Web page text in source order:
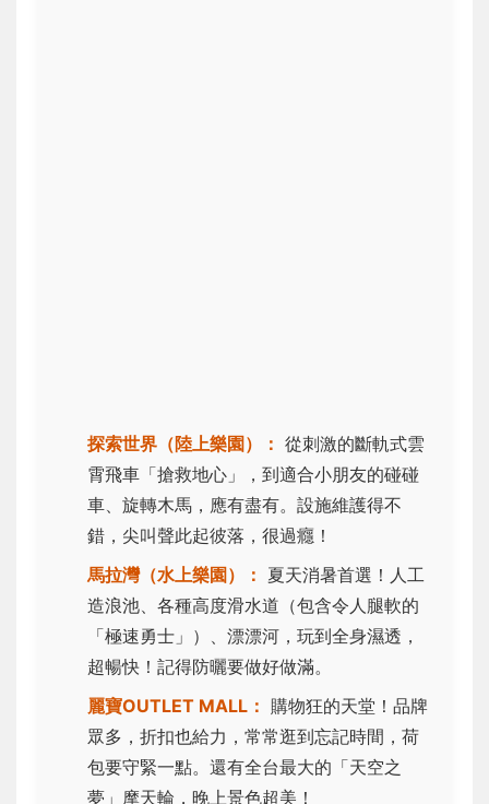
探索世界（陸上樂園）： 從刺激的斷軌式雲
霄飛車「搶救地心」，到適合小朋友的碰碰
車、旋轉木馬，應有盡有。設施維護得不
錯，尖叫聲此起彼落，很過癮！
馬拉灣（水上樂園）： 夏天消暑首選！人工
造浪池、各種高度滑水道（包含令人腿軟的
「極速勇士」）、漂漂河，玩到全身濕透，
超暢快！記得防曬要做好做滿。
麗寶OUTLET MALL： 購物狂的天堂！品牌
眾多，折扣也給力，常常逛到忘記時間，荷
包要守緊一點。還有全台最大的「天空之
夢」摩天輪，晚上景色超美！